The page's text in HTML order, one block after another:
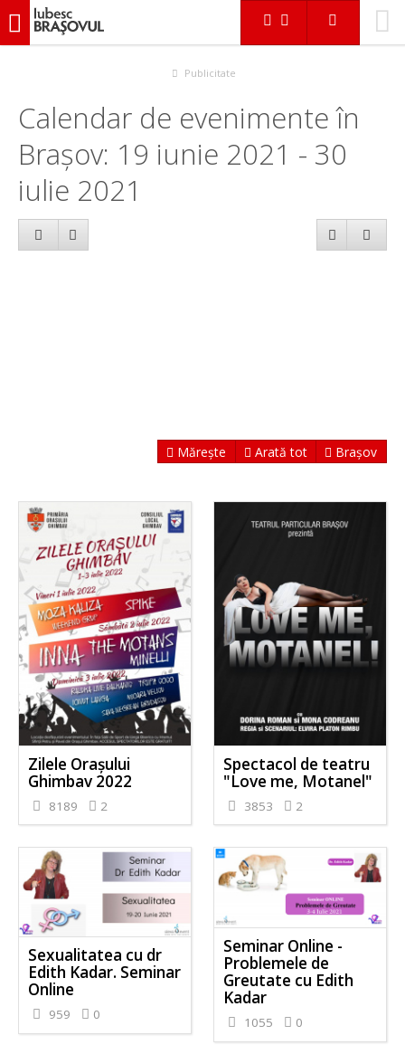
iubescbraşovul.ro
Publicitate
Calendar de evenimente în
Brașov: 19 iunie 2021 - 30
iulie 2021
Mărește Arată tot Brașov
Zilele Orașului
Ghimbav 2022
8189 2
Spectacol de teatru
"Love me, Motanel"
3853 2
Sexualitatea cu dr
Edith Kadar. Seminar
Online
959 0
Seminar Online -
Problemele de
Greutate cu Edith
Kadar
1055 0